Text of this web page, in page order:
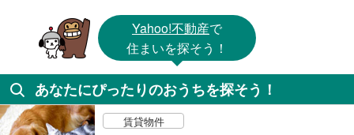
Yahoo!不動産で
住まいを探そう！
あなたにぴったりのおうちを探そう！
賃貸物件